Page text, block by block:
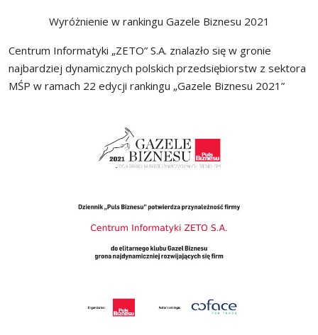
Wyróżnienie w rankingu Gazele Biznesu 2021
Centrum Informatyki „ZETO” S.A. znalazło się w gronie
najbardziej dynamicznych polskich przedsiębiorstw z sektora
MŚP w ramach 22 edycji rankingu „Gazele Biznesu 2021”